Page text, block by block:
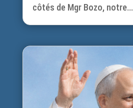
côtés de Mgr Bozo, notre...